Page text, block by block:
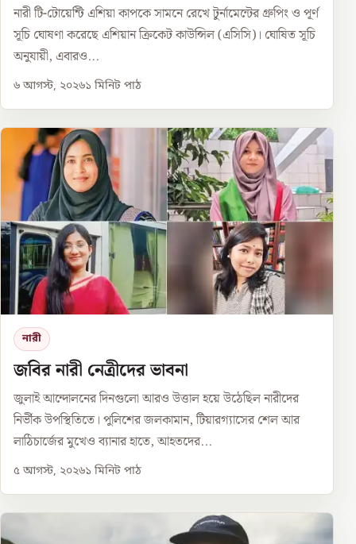
নারী টি-টোয়েন্টি এশিয়া কাপকে সামনে রেখে টুর্নামেন্টের গ্রুপিং ও পূর্ণ
সূচি ঘোষণা করেছে এশিয়ান ক্রিকেট কাউন্সিল (এসিসি)। ঘোষিত সূচি
অনুযায়ী, এবারও...
৬ আগস্ট, ২০২৬১ মিনিট পাঠ
নারী
জবির নারী নেত্রীদের ভাবনা
জুলাই আন্দোলনের দিনগুলো আরও উত্তাল হয়ে উঠেছিল নারীদের
নির্ভীক উপস্থিতিতে। পুলিশের জলকামান, টিয়ারগ্যাসের শেল আর
লাঠিচার্জের মুখেও ব্যানার হাতে, আহতদের...
৫ আগস্ট, ২০২৬১ মিনিট পাঠ